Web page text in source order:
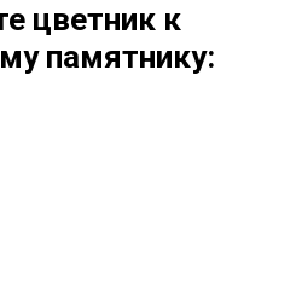
цветник к
памятнику: